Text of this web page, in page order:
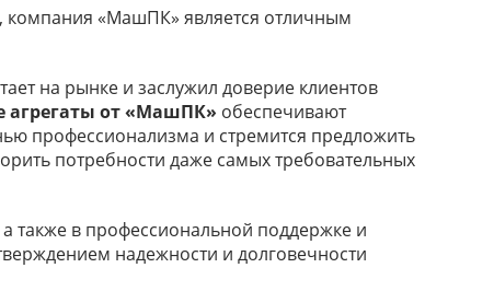
компания «МашПК» является отличным
на рынке и заслужил доверие клиентов
агрегаты от «МашПК» обеспечивают
профессионализма и стремится предложить
потребности даже самых требовательных
также в профессиональной поддержке и
надежности и долговечности